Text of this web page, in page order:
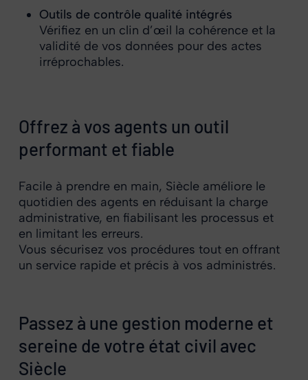
Outils de contrôle qualité intégrés
Vérifiez en un clin d’œil la cohérence et la
validité de vos données pour des actes
irréprochables.
Offrez à vos agents un outil
performant et fiable
Facile à prendre en main, Siècle améliore le
quotidien des agents en réduisant la charge
administrative, en fiabilisant les processus et
en limitant les erreurs.
Vous sécurisez vos procédures tout en offrant
un service rapide et précis à vos administrés.
Passez à une gestion moderne et
sereine de votre état civil avec
Siècle